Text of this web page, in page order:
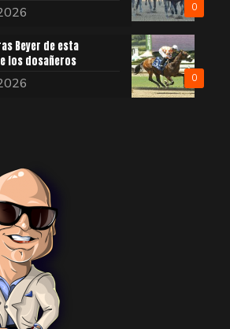
0
0
Beyer de esta
los dosañeros